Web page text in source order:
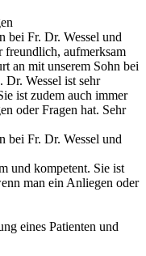
bei Fr. Dr. Wessel und
freundlich, aufmerksam
an mit unserem Sohn bei
Dr. Wessel ist sehr
ist zudem auch immer
oder Fragen hat. Sehr
bei Fr. Dr. Wessel und
und kompetent. Sie ist
man ein Anliegen oder
eines Patienten und